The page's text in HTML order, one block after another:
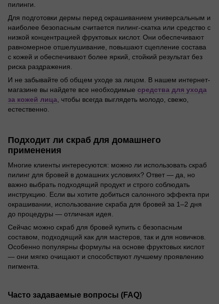
пилинги.
Для подготовки дермы перед окрашиванием универсальным и
наиболее безопасным считается пилинг-скатка или средство с
низкой концентрацией фруктовых кислот. Они обеспечивают
равномерное отшелушивание, повышают сцепление состава
с кожей и обеспечивают более яркий, стойкий результат без
риска раздражения.
И не забывайте об общем уходе за лицом. В нашем интернет-
магазине вы найдете все необходимые средства для ухода
за кожей лица , чтобы всегда выглядеть молодо, свежо,
естественно.
Подходит ли скраб для домашнего
применения
Многие клиенты интересуются: можно ли использовать скраб
пилинг для бровей в домашних условиях? Ответ — да, но
важно выбрать подходящий продукт и строго соблюдать
инструкцию. Если вы хотите добиться салонного эффекта при
окрашивании, использование скраба для бровей за 1–2 дня
до процедуры — отличная идея.
Сейчас можно скраб для бровей купить с безопасным
составом, подходящий как для мастеров, так и для новичков.
Особенно популярны формулы на основе фруктовых кислот
— они мягко очищают и способствуют лучшему проявлению
пигмента.
Часто задаваемые вопросы (FAQ)